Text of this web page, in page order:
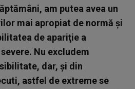
am putea avea un
mai apropiat de normă şi
de apariţie a
Nu excludem
dar, şi din
astfel de extreme se